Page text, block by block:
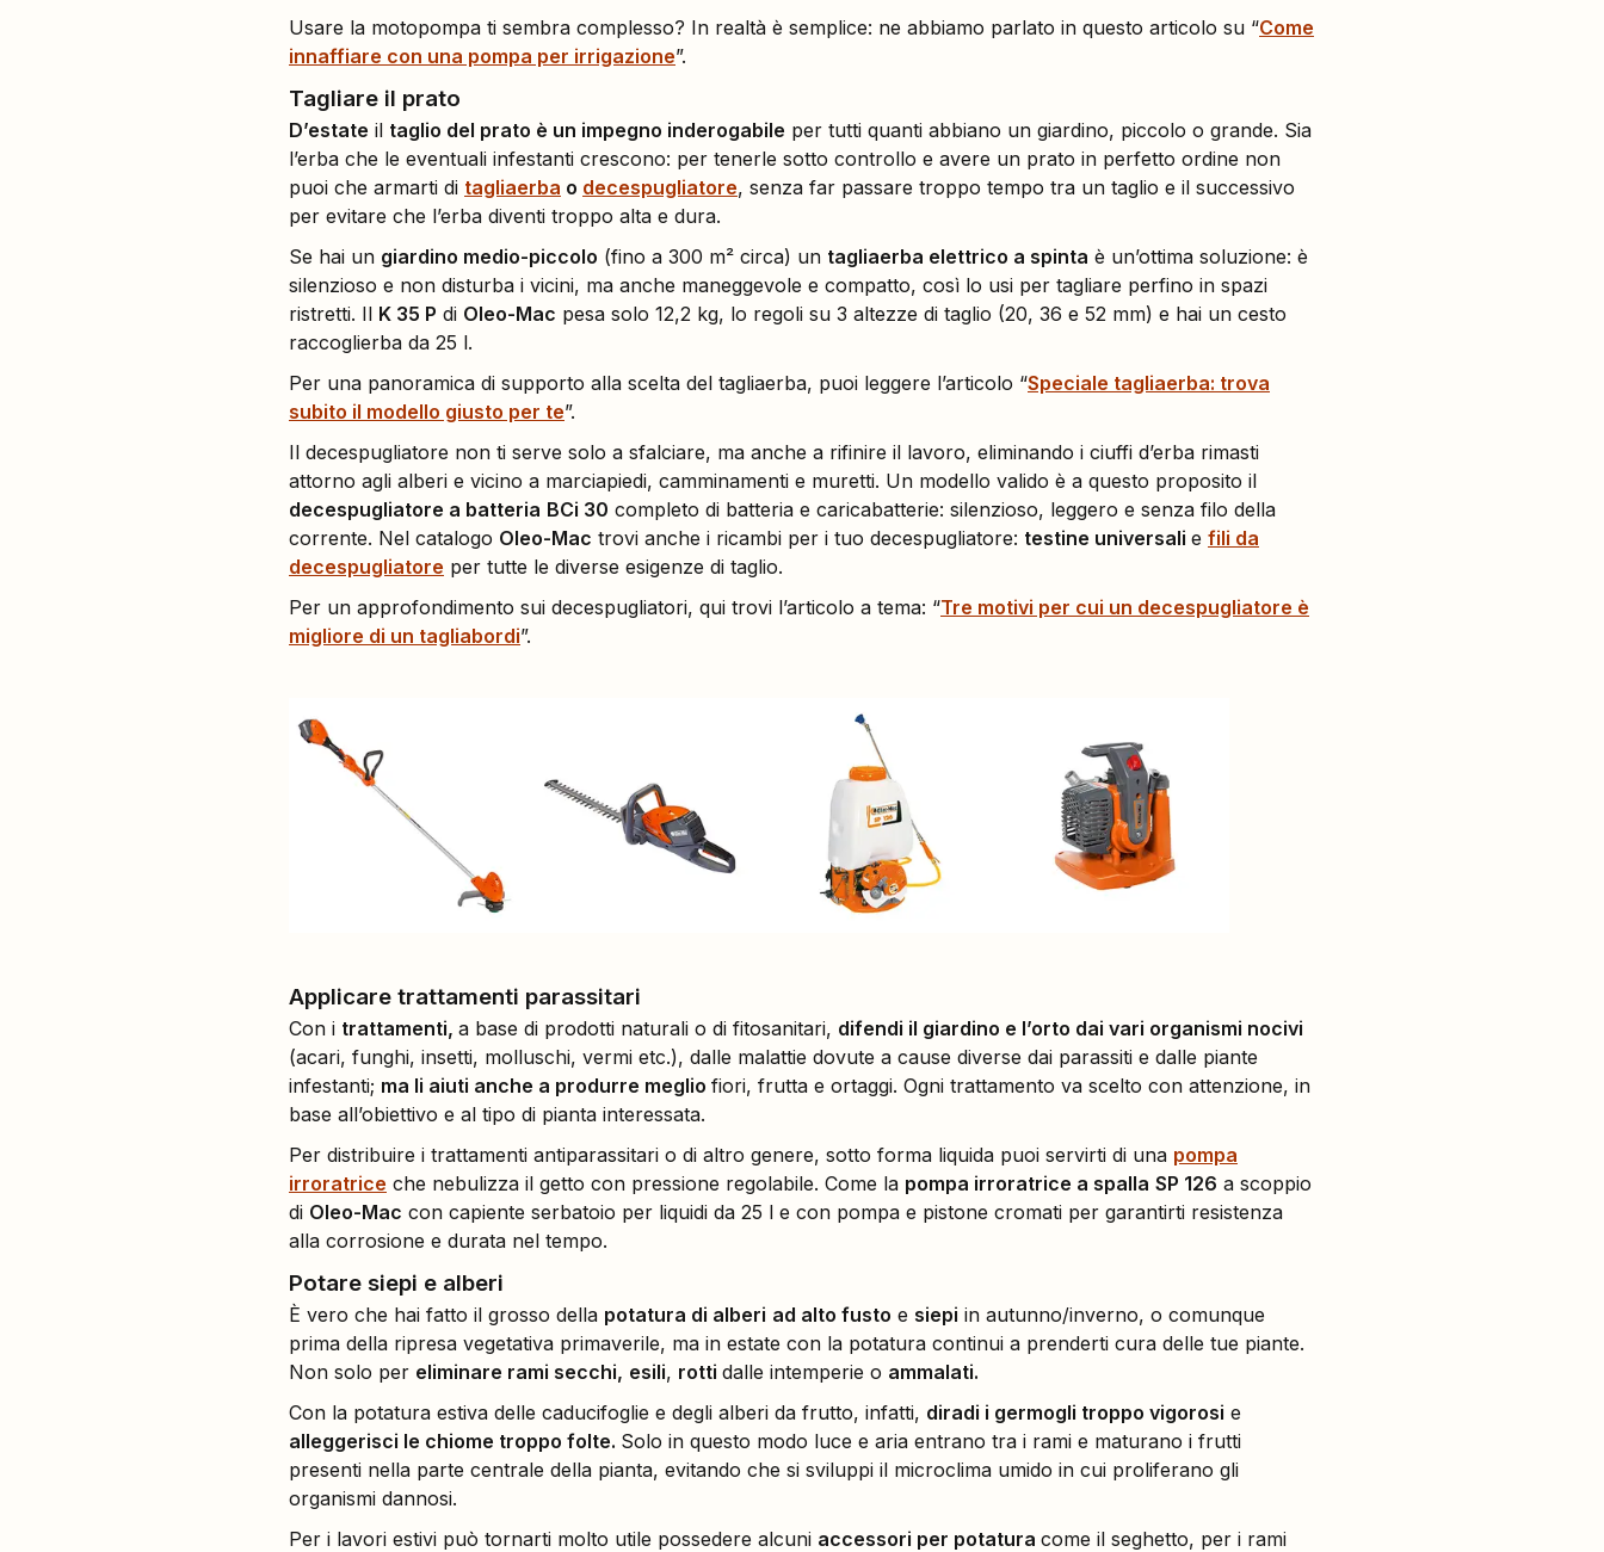
Usare la motopompa ti sembra complesso? In realtà è semplice: ne abbiamo parlato in questo articolo su “Come
innaffiare con una pompa per irrigazione”.
Tagliare il prato
D’estate il taglio del prato è un impegno inderogabile per tutti quanti abbiano un giardino, piccolo o grande. Sia
l’erba che le eventuali infestanti crescono: per tenerle sotto controllo e avere un prato in perfetto ordine non
puoi che armarti di tagliaerba o decespugliatore, senza far passare troppo tempo tra un taglio e il successivo
per evitare che l’erba diventi troppo alta e dura.
Se hai un giardino medio-piccolo (fino a 300 m² circa) un tagliaerba elettrico a spinta è un’ottima soluzione: è
silenzioso e non disturba i vicini, ma anche maneggevole e compatto, così lo usi per tagliare perfino in spazi
ristretti. Il K 35 P di Oleo-Mac pesa solo 12,2 kg, lo regoli su 3 altezze di taglio (20, 36 e 52 mm) e hai un cesto
raccoglierba da 25 l.
Per una panoramica di supporto alla scelta del tagliaerba, puoi leggere l’articolo “Speciale tagliaerba: trova
subito il modello giusto per te”.
Il decespugliatore non ti serve solo a sfalciare, ma anche a rifinire il lavoro, eliminando i ciuffi d’erba rimasti
attorno agli alberi e vicino a marciapiedi, camminamenti e muretti. Un modello valido è a questo proposito il
decespugliatore a batteria BCi 30 completo di batteria e caricabatterie: silenzioso, leggero e senza filo della
corrente. Nel catalogo Oleo-Mac trovi anche i ricambi per i tuo decespugliatore: testine universali e fili da
decespugliatore per tutte le diverse esigenze di taglio.
Per un approfondimento sui decespugliatori, qui trovi l’articolo a tema: “Tre motivi per cui un decespugliatore è
migliore di un tagliabordi”.
Applicare trattamenti parassitari
Con i trattamenti, a base di prodotti naturali o di fitosanitari, difendi il giardino e l’orto dai vari organismi nocivi
(acari, funghi, insetti, molluschi, vermi etc.), dalle malattie dovute a cause diverse dai parassiti e dalle piante
infestanti; ma li aiuti anche a produrre meglio fiori, frutta e ortaggi. Ogni trattamento va scelto con attenzione, in
base all’obiettivo e al tipo di pianta interessata.
Per distribuire i trattamenti antiparassitari o di altro genere, sotto forma liquida puoi servirti di una pompa
irroratrice che nebulizza il getto con pressione regolabile. Come la pompa irroratrice a spalla SP 126 a scoppio
di Oleo-Mac con capiente serbatoio per liquidi da 25 l e con pompa e pistone cromati per garantirti resistenza
alla corrosione e durata nel tempo.
Potare siepi e alberi
È vero che hai fatto il grosso della potatura di alberi ad alto fusto e siepi in autunno/inverno, o comunque
prima della ripresa vegetativa primaverile, ma in estate con la potatura continui a prenderti cura delle tue piante.
Non solo per eliminare rami secchi, esili, rotti dalle intemperie o ammalati.
Con la potatura estiva delle caducifoglie e degli alberi da frutto, infatti, diradi i germogli troppo vigorosi e
alleggerisci le chiome troppo folte. Solo in questo modo luce e aria entrano tra i rami e maturano i frutti
presenti nella parte centrale della pianta, evitando che si sviluppi il microclima umido in cui proliferano gli
organismi dannosi.
Per i lavori estivi può tornarti molto utile possedere alcuni accessori per potatura come il seghetto, per i rami